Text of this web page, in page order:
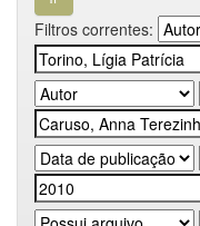
Filtros correntes: